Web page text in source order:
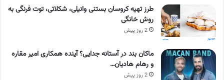
طرز تهیه کروسان بستنی وانیلی، شکلاتی، توت فرنگی به
روش خانگی
2 روز پیش
ماکان بند در آستانه جدایی؟ آینده همکاری امیر مقاره
و رهام هادیان…
2 روز پیش